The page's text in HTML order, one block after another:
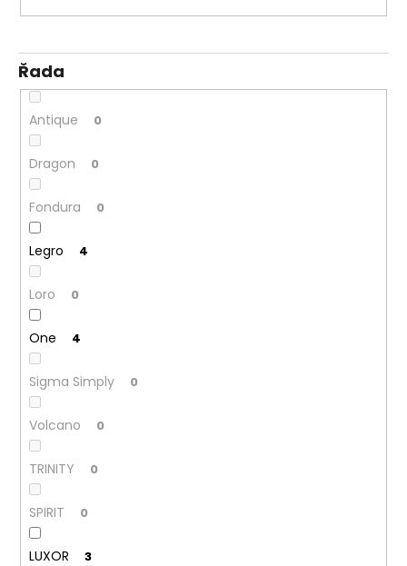
Řada
Antique 0
Dragon 0
Fondura 0
Legro 4
Loro 0
One 4
Sigma Simply 0
Volcano 0
TRINITY 0
SPIRIT 0
LUXOR 3